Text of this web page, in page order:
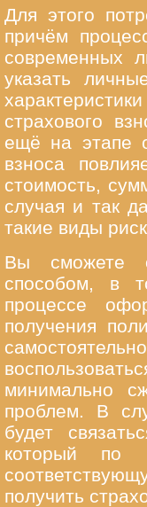
Для этого
причём
современных
указать
страхового
ещё на этапе
взноса
стоимость,
случая и так
такие виды
Вы сможете
способом, в
процессе
получения
минимально
проблем. В
будет
который по
получить